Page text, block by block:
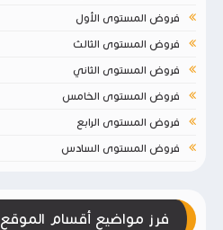
فروض المستوى الأول
فروض المستوى الثالث
فروض المستوى الثاني
فروض المستوى الخامس
فروض المستوى الرابع
فروض المستوى السادس
فرز مواضيع أقسام الموقع